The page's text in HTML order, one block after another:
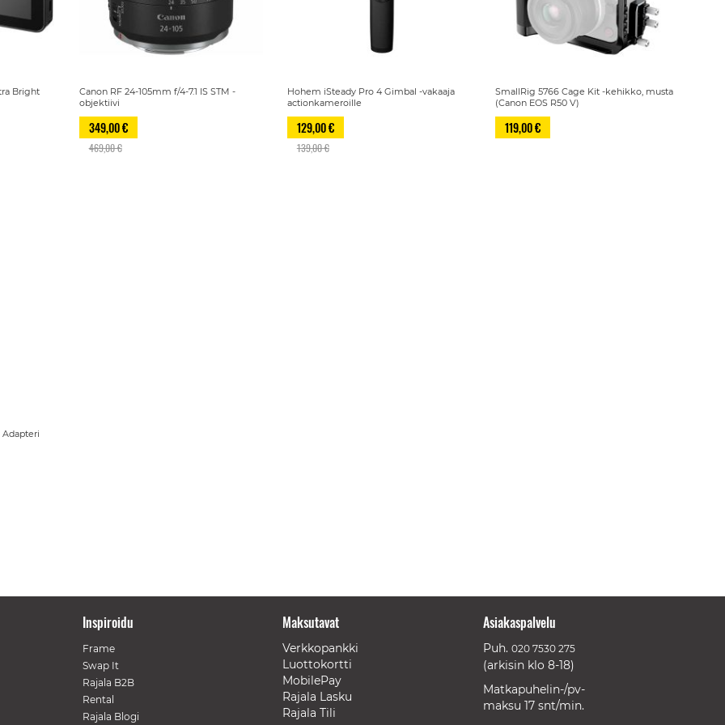
Bright
Canon RF 24-105mm f/4-7.1 IS STM -
objektiivi
349,00 €
469,00 €
Hohem iSteady Pro 4 Gimbal -vakaaja
actionkameroille
129,00 €
139,00 €
SmallRig 5766 Cage Kit -kehikko, musta
(Canon EOS R50 V)
119,00 €
Inspiroidu
Frame
Swap It
Rajala B2B
Rental
Rajala Blogi
Maksutavat
Verkkopankki
Luottokortti
MobilePay
Rajala Lasku
Rajala Tili
Asiakaspalvelu
Puh. 020 7530 275
(arkisin klo 8-18)
Matkapuhelin-/pv-
maksu 17 snt/min.